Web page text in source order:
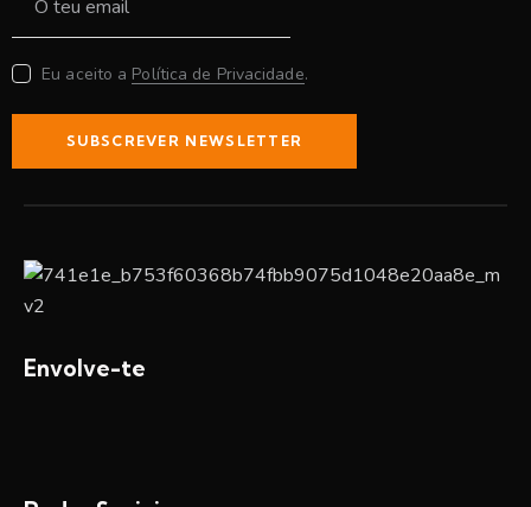
Eu aceito a Política de Privacidade.
SUBSCREVER NEWSLETTER
Envolve-te